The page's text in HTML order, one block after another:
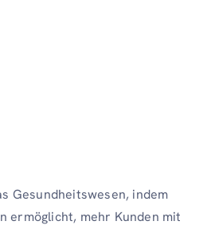
Gesundheitswesen, indem
ermöglicht, mehr Kunden mit